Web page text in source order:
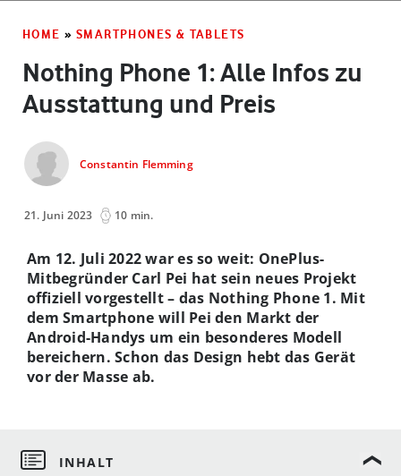
HOME » SMARTPHONES & TABLETS
Nothing Phone 1: Alle Infos zu
Ausstattung und Preis
Constantin Flemming
21. Juni 2023 10 min.
Am 12. Juli 2022 war es so weit: OnePlus-
Mitbegründer Carl Pei hat sein neues Projekt
offiziell vorgestellt – das Nothing Phone 1. Mit
dem Smartphone will Pei den Markt der
Android-Handys um ein besonderes Modell
bereichern. Schon das Design hebt das Gerät
vor der Masse ab.